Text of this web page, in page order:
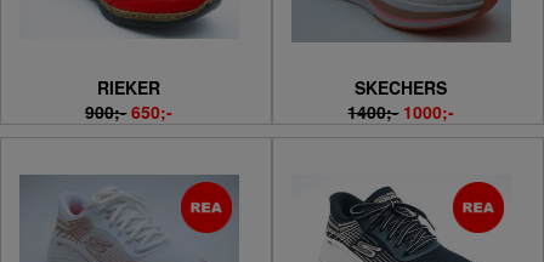
RIEKER
900;- 650;-
SKECHERS
1400;- 1000;-